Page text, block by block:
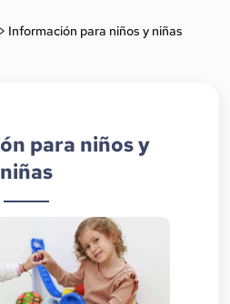
> Información para niños y niñas
para niños y
niñas